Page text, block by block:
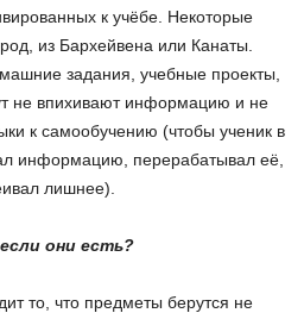
к учёбе. Некоторые
из Бархейвена или Канаты.
задания, учебные проекты,
не впихивают информацию и не
к самообучению (чтобы ученик в
информацию, перерабатывал её,
лишнее).
они есть?
то, что предметы берутся не